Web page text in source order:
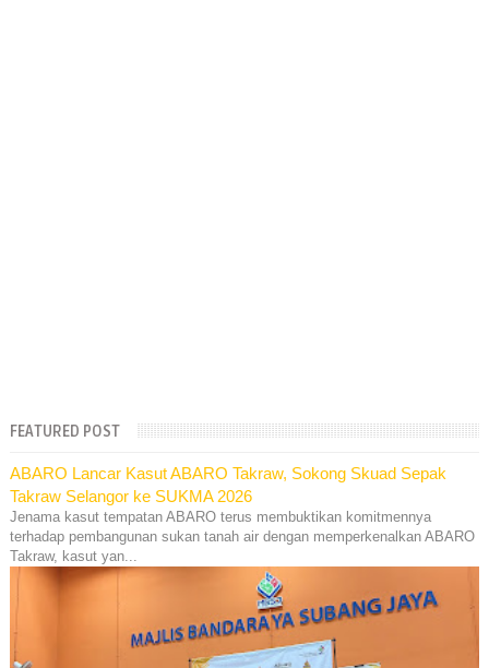
FEATURED POST
ABARO Lancar Kasut ABARO Takraw, Sokong Skuad Sepak
Takraw Selangor ke SUKMA 2026
Jenama kasut tempatan ABARO terus membuktikan komitmennya
terhadap pembangunan sukan tanah air dengan memperkenalkan ABARO
Takraw, kasut yan...